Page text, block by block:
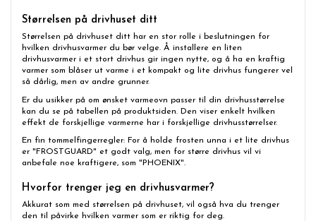
Størrelsen på drivhuset ditt
Størrelsen på drivhuset ditt har en stor rolle i beslutningen for
hvilken drivhusvarmer du bør velge. Å installere en liten
drivhusvarmer i et stort drivhus gir ingen nytte, og å ha en kraftig
varmer som blåser ut varme i et kompakt og lite drivhus fungerer vel
så dårlig, men av andre grunner.
Er du usikker på om ønsket varmeovn passer til din drivhusstørrelse
kan du se på tabellen på produktsiden. Den viser enkelt hvilken
effekt de forskjellige varmerne har i forskjellige drivhusstørrelser.
En fin tommelfingerregler: For å holde frosten unna i et lite drivhus
er "FROSTGUARD" et godt valg, men for større drivhus vil vi
anbefale noe kraftigere, som "PHOENIX".
Hvorfor trenger jeg en drivhusvarmer?
Akkurat som med størrelsen på drivhuset, vil også hva du trenger
den til påvirke hvilken varmer som er riktig for deg.